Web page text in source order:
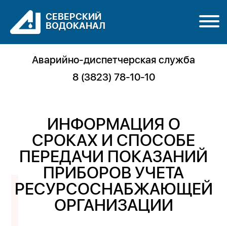
Аварийно-диспетчерская служба
8 (3823) 78-10-10
СЕВЕРСКИЙ
ВОДОКАНАЛ
ИНФОРМАЦИЯ О
СРОКАХ И СПОСОБЕ
ПЕРЕДАЧИ ПОКАЗАНИЙ
ПРИБОРОВ УЧЕТА
РЕСУРСОСНАБЖАЮЩЕЙ
ОРГАНИЗАЦИИ